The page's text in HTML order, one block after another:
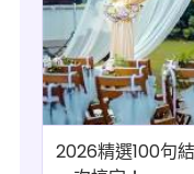
2026精選100句